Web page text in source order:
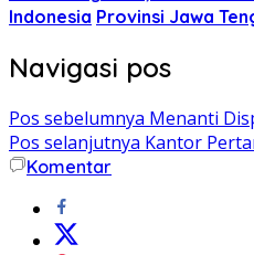
Indonesia Provinsi Jawa
Navigasi pos
Pos sebelumnya Menanti
Pos selanjutnya Kantor
Komentar